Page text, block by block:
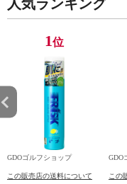
人気ランキング
1位
GDOゴルフショップ
この販売店の送料について
GDO
この